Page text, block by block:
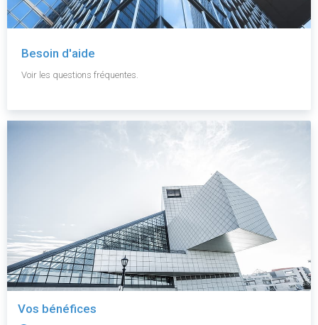
Besoin d'aide
Voir les questions fréquentes.
Vos bénéfices